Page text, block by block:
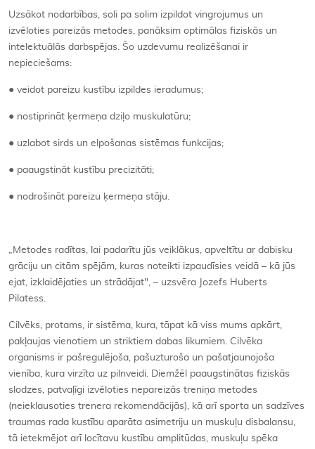
Uzsākot nodarbības, soli pa solim izpildot vingrojumus un
izvēloties pareizās metodes, panāksim optimālas fiziskās un
intelektuālās darbspējas. Šo uzdevumu realizēšanai ir
nepieciešams:
● veidot pareizu kustību izpildes ieradumus;
● nostiprināt ķermeņa dziļo muskulatūru;
● uzlabot sirds un elpošanas sistēmas funkcijas;
● paaugstināt kustību precizitāti;
● nodrošināt pareizu ķermeņa stāju.
„Metodes radītas, lai padarītu jūs veiklākus, apveltītu ar dabisku
grāciju un citām spējām, kuras noteikti izpaudīsies veidā – kā jūs
ejat, izklaidējaties un strādājat", – uzsvēra Jozefs Huberts
Pilatess.
Cilvēks, protams, ir sistēma, kura, tāpat kā viss mums apkārt,
pakļaujas vienotiem un striktiem dabas likumiem. Cilvēka
organisms ir pašregulējoša, pašuzturoša un pašatjaunojoša
vienība, kura virzīta uz pilnveidi. Diemžēl paaugstinātas fiziskās
slodzes, patvaļīgi izvēloties nepareizās treniņa metodes
(neieklausoties trenera rekomendācijās), kā arī sporta un sadzīves
traumas rada kustību aparāta asimetriju un muskuļu disbalansu,
tā ietekmējot arī locītavu kustību amplitūdas, muskuļu spēka